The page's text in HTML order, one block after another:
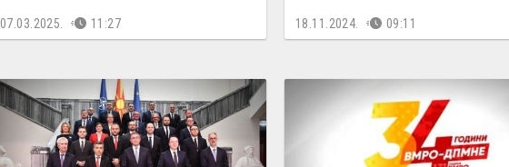
07.03.2025. 11:27 18.11.2024. 09:11